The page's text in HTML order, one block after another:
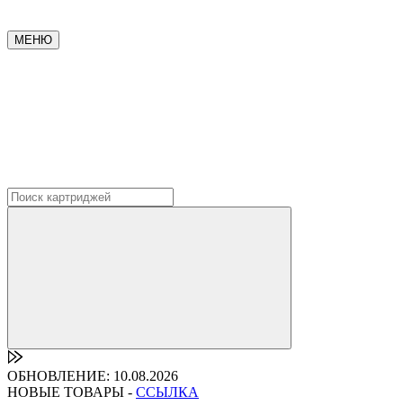
МЕНЮ
ОБНОВЛЕНИЕ: 10.08.2026
НОВЫЕ ТОВАРЫ - ССЫЛКА